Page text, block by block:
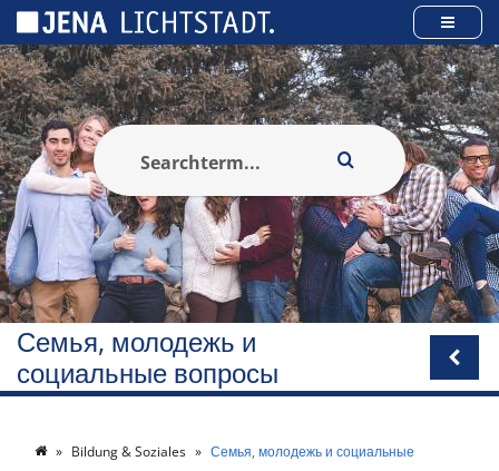
Семья, молодежь и
социальные вопросы
Bildung & Soziales
Семья, молодежь и социальные
Панель управления cookies